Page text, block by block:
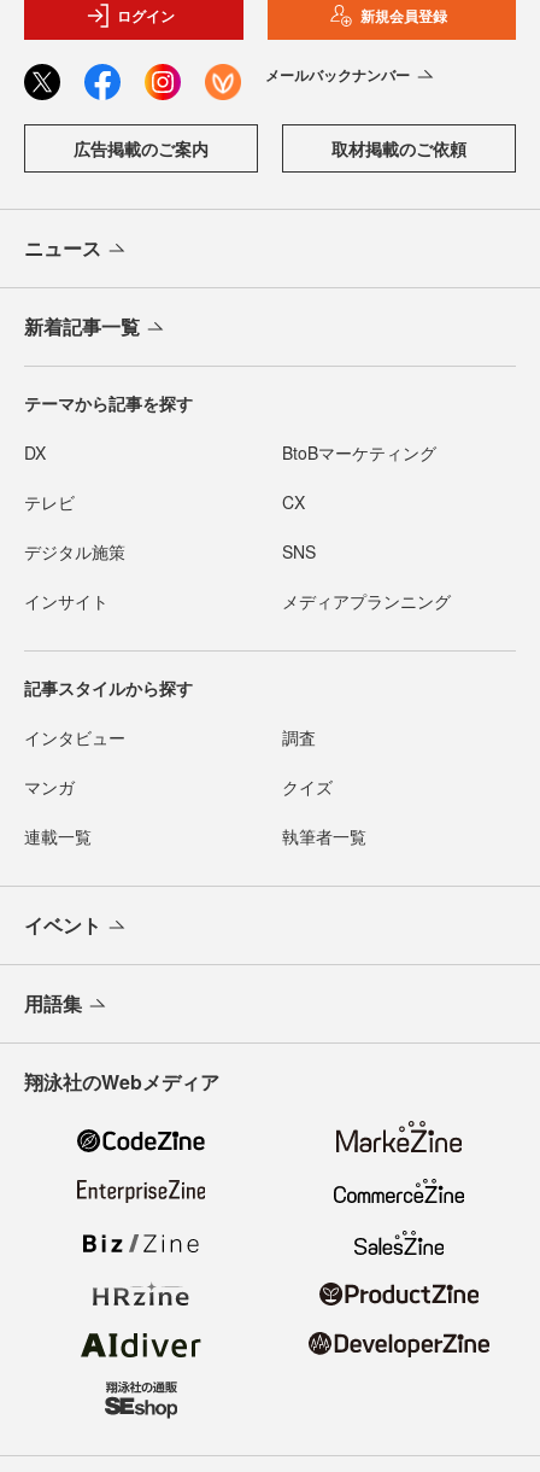
ログイン 新規会員登録
メールバックナンバー
広告掲載のご案内 取材掲載のご依頼
ニュース
新着記事一覧
テーマから記事を探す
DX BtoBマーケティング
テレビ CX
デジタル施策 SNS
インサイト メディアプランニング
記事スタイルから探す
インタビュー 調査
マンガ クイズ
連載一覧 執筆者一覧
イベント
用語集
翔泳社のWebメディア